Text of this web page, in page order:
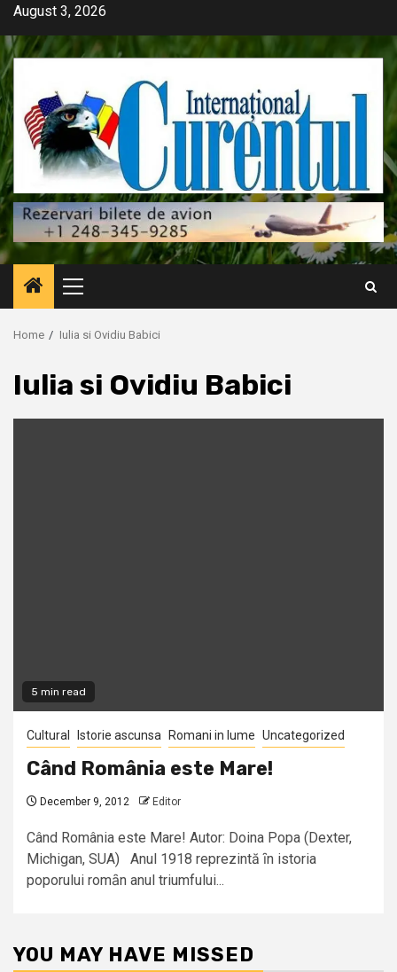
Skip
content
August 3, 2026
Primary
Menu
Home Iulia si Ovidiu Babici
Iulia si Ovidiu Babici
5 min read
Cultural Istorie ascunsa Romani in lume Uncategorized
Când România este Mare!
December 9, 2012 Editor
Când România este Mare! Autor: Doina Popa (Dexter,
Michigan, SUA) Anul 1918 reprezintă ȋn istoria
poporului romȃn anul triumfului...
YOU MAY HAVE MISSED